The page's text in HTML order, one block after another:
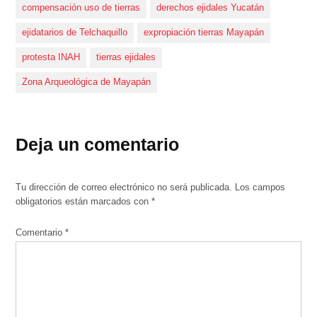
compensación uso de tierras derechos ejidales Yucatán
ejidatarios de Telchaquillo expropiación tierras Mayapán
protesta INAH tierras ejidales
Zona Arqueológica de Mayapán
Deja un comentario
Tu dirección de correo electrónico no será publicada. Los campos
obligatorios están marcados con*
Comentario*